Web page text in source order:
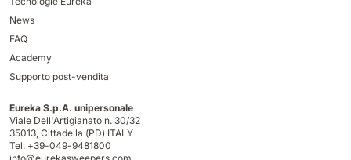
News
FAQ
Academy
Supporto post-vendita
Eureka S.p.A. unipersonale
Viale Dell'Artigianato n. 30/32
35013, Cittadella (PD) ITALY
Tel. +39-049-9481800